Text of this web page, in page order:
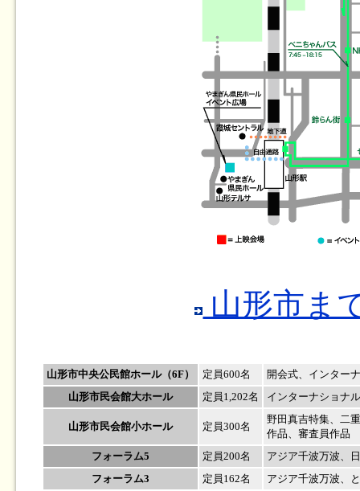
山形市ま
山形市中央公民館ホール（6F） 定員600名
開会式、インター
山形市民会館大ホール
定員1,202名 インターナショナ
山形市民会館小ホール 定員300名
野田真吉特集、二
作品、審査員作品
フォーラム5
定員200名
アジア千波万波、
フォーラム3
定員162名
アジア千波万波、